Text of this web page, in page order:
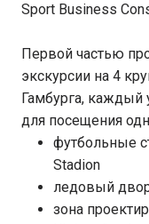
Sport Business
Первой частью
экскурсии на 4
Гамбурга, каждый
для посещения
футбольные
Stadion
ледовый
зона